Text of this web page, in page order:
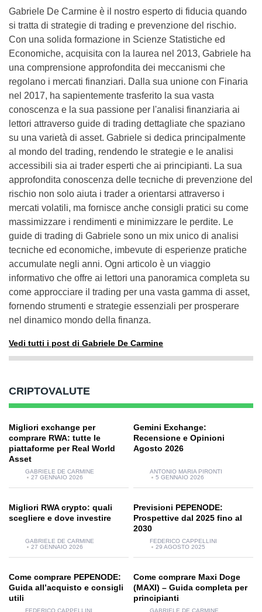
Gabriele De Carmine è il nostro esperto di fiducia quando
si tratta di strategie di trading e prevenzione del rischio.
Con una solida formazione in Scienze Statistiche ed
Economiche, acquisita con la laurea nel 2013, Gabriele ha
una comprensione approfondita dei meccanismi che
regolano i mercati finanziari. Dalla sua unione con Finaria
nel 2017, ha sapientemente trasferito la sua vasta
conoscenza e la sua passione per l'analisi finanziaria ai
lettori attraverso guide di trading dettagliate che spaziano
su una varietà di asset. Gabriele si dedica principalmente
al mondo del trading, rendendo le strategie e le analisi
accessibili sia ai trader esperti che ai principianti. La sua
approfondita conoscenza delle tecniche di prevenzione del
rischio non solo aiuta i trader a orientarsi attraverso i
mercati volatili, ma fornisce anche consigli pratici su come
massimizzare i rendimenti e minimizzare le perdite. Le
guide di trading di Gabriele sono un mix unico di analisi
tecniche ed economiche, imbevute di esperienze pratiche
accumulate negli anni. Ogni articolo è un viaggio
informativo che offre ai lettori una panoramica completa su
come approcciare il trading per una vasta gamma di asset,
fornendo strumenti e strategie essenziali per prosperare
nel dinamico mondo della finanza.
Vedi tutti i post di Gabriele De Carmine
CRIPTOVALUTE
Migliori exchange per
comprare RWA: tutte le
piattaforme per Real World
Asset
GABRIELE DE CARMINE
27 GENNAIO 2026
Gemini Exchange:
Recensione e Opinioni
Agosto 2026
ANTONIO MARIA PIRONTI
5 GENNAIO 2026
Migliori RWA crypto: quali
scegliere e dove investire
GABRIELE DE CARMINE
27 GENNAIO 2026
Previsioni PEPENODE:
Prospettive dal 2025 fino al
2030
FEDERICO CAPPELLINI
29 AGOSTO 2025
Come comprare PEPENODE:
Guida all’acquisto e consigli
utili
FEDERICO CAPPELLINI
Come comprare Maxi Doge
(MAXI) – Guida completa per
principianti
GABRIELE DE CARMINE